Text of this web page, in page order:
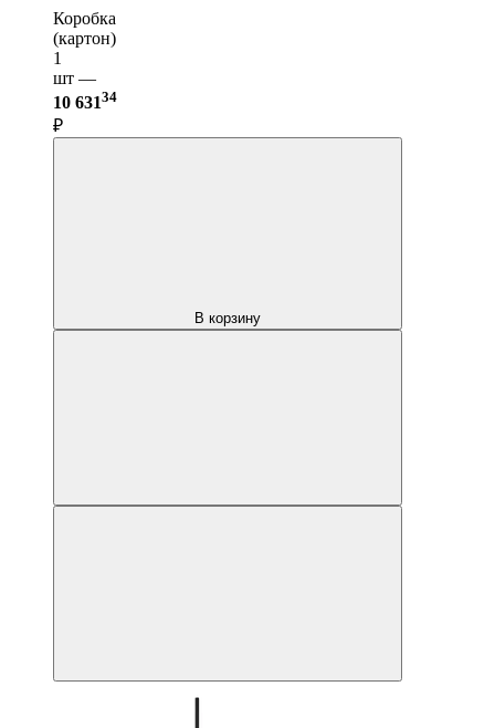
Коробка
(картон)
1
шт —
10 63134
₽
В корзину